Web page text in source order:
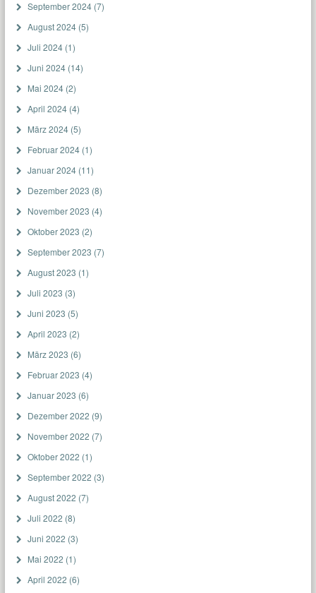
September 2024(7)
August 2024(5)
Juli 2024(1)
Juni 2024(14)
Mai 2024(2)
April 2024(4)
März 2024(5)
Februar 2024(1)
Januar 2024(11)
Dezember 2023 (8)
November 2023 (4)
Oktober 2023 (2)
September 2023 (7)
August 2023 (1)
Juli 2023 (3)
Juni 2023 (5)
April 2023 (2)
März 2023 (6)
Februar 2023 (4)
Januar 2023 (6)
Dezember 2022 (9)
November 2022 (7)
Oktober 2022 (1)
September 2022 (3)
August 2022 (7)
Juli 2022 (8)
Juni 2022 (3)
Mai 2022 (1)
April 2022 (6)